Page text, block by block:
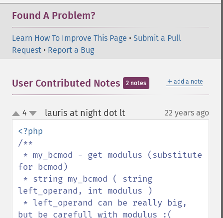
Found A Problem?
Learn How To Improve This Page • Submit a Pull
Request • Report a Bug
＋ add a note
User Contributed Notes 2 notes
up
down
4 lauris at night dot lt¶ 22 years ago
/**
for bcmod)
left_operand, int modulus )
but be carefull with modulus :(